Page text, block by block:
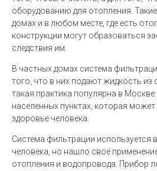
оборудованию для отопления.
домах и в любом месте, где есть
конструкции могут образоваться
следствия им.
В частных домах система
того, что в них подают жидкость из
такая практика популярна в
населенных пунктах, которая
здоровье человека.
Система фильтрации используется
человека, но нашло своё
отопления и водопровода. Прибор